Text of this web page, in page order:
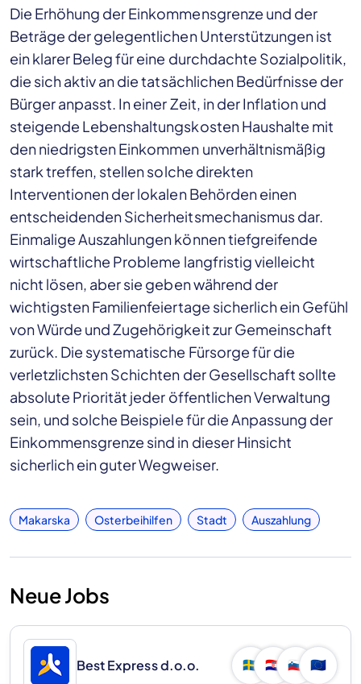
Die Erhöhung der Einkommensgrenze und der
Beträge der gelegentlichen Unterstützungen ist
ein klarer Beleg für eine durchdachte Sozialpolitik,
die sich aktiv an die tatsächlichen Bedürfnisse der
Bürger anpasst. In einer Zeit, in der Inflation und
steigende Lebenshaltungskosten Haushalte mit
den niedrigsten Einkommen unverhältnismäßig
stark treffen, stellen solche direkten
Interventionen der lokalen Behörden einen
entscheidenden Sicherheitsmechanismus dar.
Einmalige Auszahlungen können tiefgreifende
wirtschaftliche Probleme langfristig vielleicht
nicht lösen, aber sie geben während der
wichtigsten Familienfeiertage sicherlich ein Gefühl
von Würde und Zugehörigkeit zur Gemeinschaft
zurück. Die systematische Fürsorge für die
verletzlichsten Schichten der Gesellschaft sollte
absolute Priorität jeder öffentlichen Verwaltung
sein, und solche Beispiele für die Anpassung der
Einkommensgrenze sind in dieser Hinsicht
sicherlich ein guter Wegweiser.
Makarska Osterbeihilfen Stadt Auszahlung
Neue Jobs
Best Express d.o.o. 🇸🇪 🇭🇷 🇸🇮 🇪🇺